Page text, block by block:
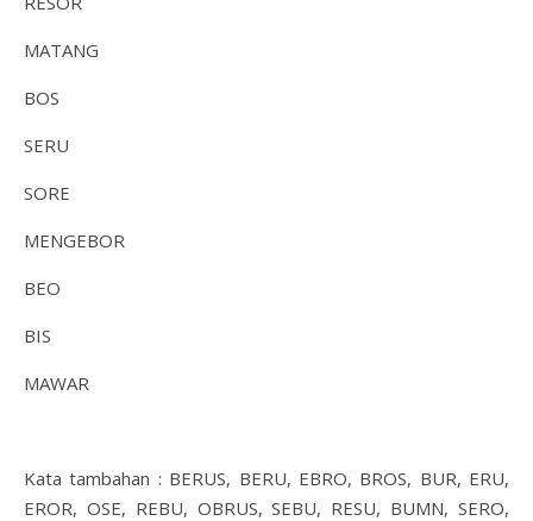
MATANG
BOS
SERU
SORE
MENGEBOR
BEO
BIS
MAWAR
Kata tambahan : BERUS, BERU, EBRO, BROS, BUR, ERU,
EROR, OSE, REBU, OBRUS, SEBU, RESU, BUMN, SERO,